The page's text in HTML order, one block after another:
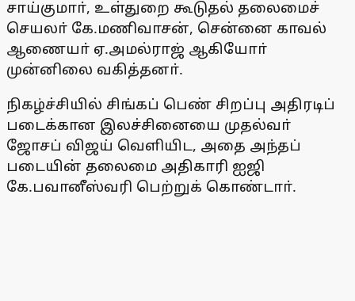
சாய்குமாா், உள்துறை கூடுதல் தலைமைச்
செயலா் கே.மணிவாசன், சென்னை காவல்
ஆணையா் ஏ.அமல்ராஜ் ஆகியோா்
முன்னிலை வகித்தனா்.
நிகழ்ச்சியில் சிங்கப் பெண் சிறப்பு அதிரடிப்
படைக்கான இலச்சினையை முதல்வா்
ஜோசப் விஜய் வெளியிட, அதை அந்தப்
படையின் தலைமை அதிகாரி ஐஜி
கே.பவானீஸ்வரி பெற்றுக் கொண்டாா்.